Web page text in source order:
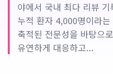
야에서 국내 최다 리뷰
누적 환자 4,000명이라
축적된 전문성을 바탕으
유연하게 대응하고...